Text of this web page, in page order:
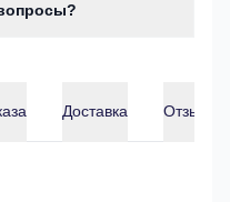
Доставка Отзывы